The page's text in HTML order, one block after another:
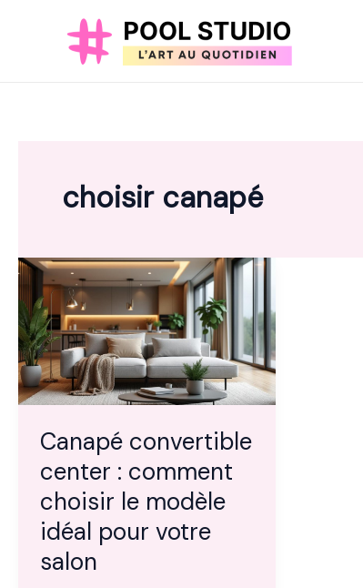
choisir canapé
Canapé convertible
center : comment
choisir le modèle
idéal pour votre
salon